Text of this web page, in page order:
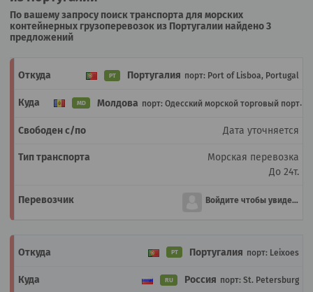
По вашему запросу поиск транспорта для морских
контейнерных грузоперевозок из Португалии найдено 3
предложений
PT Португалия порт: Port of Lisboa, Portugal
MD Молдова порт: Одесский морской торговый порт
Дата уточняется
Морская перевозка
До 24т.
Войдите чтобы увидеть
PT Португалия порт: Leixoes
RU Россия порт: St. Petersburg